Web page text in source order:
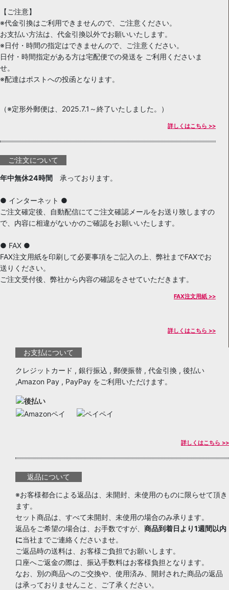
【ご注意】
※代金引換はご利用できませんので、ご注意ください。
お支払い方法は、代金引換以外でお願いいたします。
※日付・時間の指定はできませんので、ご注意ください。
日付・時間指定がある方は宅配便での発送を ご利用くださいま
せ。
※配達はポストへの投函となります。
（※定形外郵便は、2025.7.1～終了いたしました。）
詳しくはこちら >>
ご注文について
年中無休24時間 承っております。
● インターネット ●
ご注文確定後、自動配信にてご注文確認メールをお送り致しますの
で、内容に相違がないかのご確認をお願いいたします。
● FAX ●
FAX注文用紙を印刷して必要事項をご記入の上、弊社までFAXでお
送りください。
ご注文受付後、弊社から内容の確認をさせていただきます。
FAX注文用紙 >>
詳しくはこちら >>
お支払について
クレジットカード , 銀行振込 , 郵便振替 , 代金引換 , 後払い
,Amazon Pay , PayPay をご利用いただけます。
詳しくはこちら >>
返品について
※お客様都合による返品は、未開封、未使用のものに限らせて頂き
ます。
セット商品は、すべて未開封、未使用の場合のみ承ります。
返品をご希望の場合は、お手数ですが、 商品到着日より1週間以内
に当社までご連絡くださいませ。
ご返品時の送料は、お客様ご負担でお願いします。
口座へご返金の際は、振込手数料はお客様負担となります。
なお、別の商品へのご交換や、使用済み、開封された商品の返品
は承っておりませんこと、ご了承ください。